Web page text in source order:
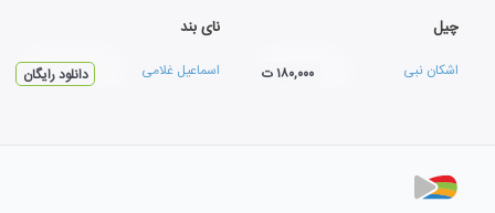
چیل
اشکان نبی ۱۸۰,۰۰۰ ت
نای بند
اسماعیل غلامی دانلود رایگان